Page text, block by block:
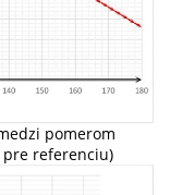
pomerom
pre referenciu)